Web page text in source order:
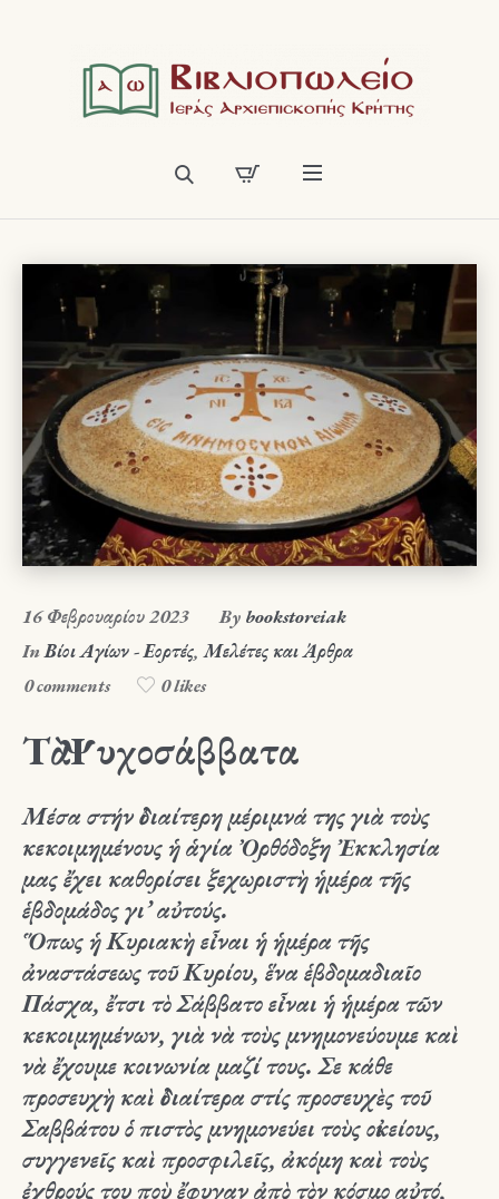
16 Φεβρουαρίου 2023 By bookstoreiak
InΒίοι Αγίων - Εορτές,Μελέτες και Άρθρα
0 comments 0 likes
Τὰ Ψυχοσάββατα
Μέσα στήν ἰδιαίτερη μέριμνά της γιὰ τοὺς
κεκοιμημένους ἡ ἁγία Ὀρθόδοξη Ἐκκλησία
μας ἔχει καθορίσει ξεχωριστὴ ἡμέρα τῆς
ἑβδομάδος γι’ αὐτούς.
Ὅπως ἡ Κυριακὴ εἶναι ἡ ἡμέρα τῆς
ἀναστάσεως τοῦ Κυρίου, ἕνα ἑβδομαδιαῖο
Πάσχα, ἔτσι τὸΣάββατο εἶναι ἡ ἡμέρα τῶν
κεκοιμημένων, γιὰ νὰ τοὺς μνημονεύουμε καὶ
νὰ ἔχουμε κοινωνία μαζί τους. Σε κάθε
προσευχὴ καὶ ἰδιαίτερα στίς προσευχὲς τοῦ
Σαββάτου ὁ πιστὸς μνημονεύει τοὺς οἰκείους,
συγγενεῖς καὶ προσφιλεῖς, ἀκόμη καὶ τοὺς
ἐχθρούς του ποὺ ἔφυγαν ἀπὸ τὸν κόσμο αὐτό,